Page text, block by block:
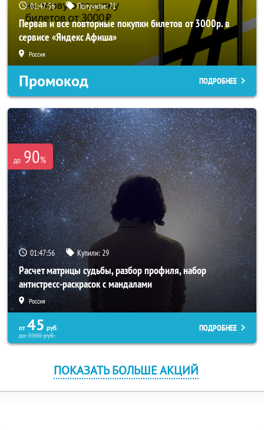
01:47:54 Получили:71
Первая и все повторные покупки билетов от 3000р. в
сервисе «Яндекс Афиша»
Россия
Промокод ПОДРОБНЕЕ
до 90%
01:47:54 Купили:29
Расчет матрицы судьбы, разбор профиля, набор
антистресс-раскрасок с мандалами
Россия
от 45 руб.
до3900руб.
ПОДРОБНЕЕ
ПОКАЗАТЬ БОЛЬШЕ АКЦИЙ